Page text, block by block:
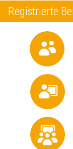
Registrierte